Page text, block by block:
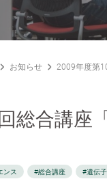
お知らせ 2009年度第
総合講座
ンス #総合講座 #遺伝